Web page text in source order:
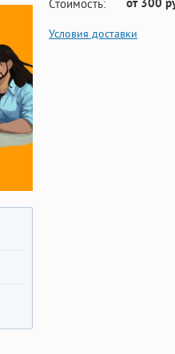
Стоимость: от 300
Условия доставки